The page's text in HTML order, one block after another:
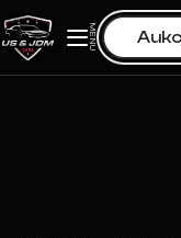
Skip
to
content
MENU